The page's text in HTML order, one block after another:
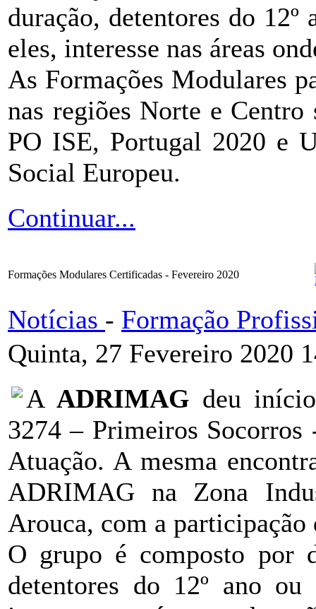
duração, detentores do
eles, interesse nas áreas
As Formações Modulares
nas regiões Norte e
PO ISE, Portugal 2020 e
Social Europeu.
Continuar...
Formações Modulares Certificadas - Fevereiro 2020
Notícias - Formação
Quinta, 27 Fevereiro 2020
AADRIMAG deu
3274 – Primeiros Socorros
Atuação. A mesma
ADRIMAG na Zona
Arouca, com a participação
O grupo é composto por
detentores do 12º ano ou